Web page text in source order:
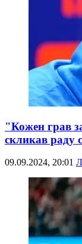
"Кожен грав
скликав раду
09.09.2024, 20:01